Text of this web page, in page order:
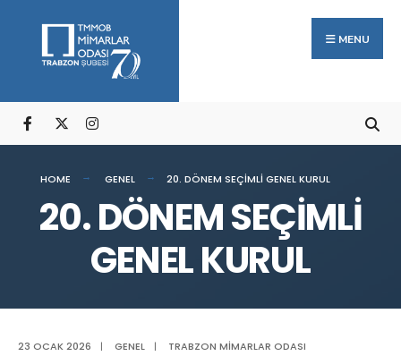
content
MENU
HOME GENEL 20. DÖNEM SEÇİMLİ GENEL KURUL
20. DÖNEM SEÇİMLİ
GENEL KURUL
23 OCAK 2026 | GENEL | TRABZON MIMARLAR ODASI